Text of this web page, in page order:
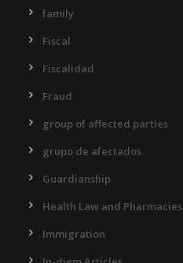
family
Fiscal
Fiscalidad
Fraud
group of affected parties
grupo de afectados
Guardianship
Health Law and Pharmacies
Immigration